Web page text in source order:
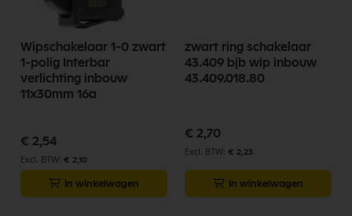
Wipschakelaar 1-0 zwart
1-polig Interbar
verlichting inbouw
11x30mm 16a
€ 2,54
€ 2,10
In winkelwagen
zwart ring schakelaar
43.409 bjb wip inbouw
43.409.018.80
€ 2,70
€ 2,23
In winkelwagen